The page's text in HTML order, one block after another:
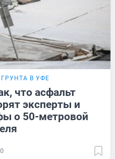
В УФЕ
что асфальт
эксперты и
о 50-метровой